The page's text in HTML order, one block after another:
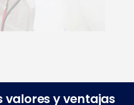
valores y ventajas